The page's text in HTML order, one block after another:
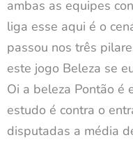
ambas as equipes
liga esse aqui é o
passou nos três
este jogo Beleza se
Oi a beleza Pontão é
estudo é contra o
disputadas a média